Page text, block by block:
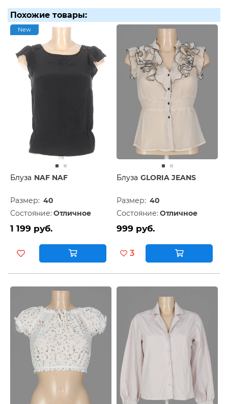
Похожие товары:
New
Блуза NAF NAF
Размер: 40
Состояние: Отличное
1 199 руб.
Блуза GLORIA JEANS
Размер: 40
Состояние: Отличное
999 руб.
3